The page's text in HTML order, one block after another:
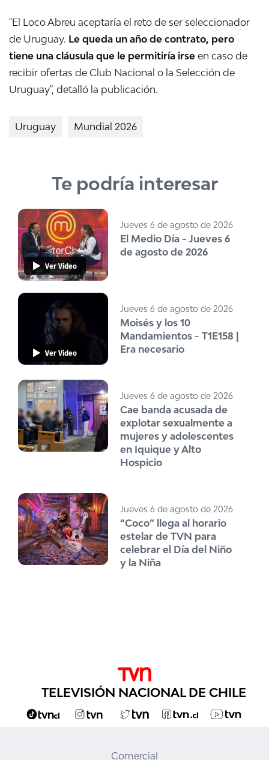
"El Loco Abreu aceptaría el reto de ser seleccionador
de Uruguay. Le queda un año de contrato, pero
tiene una cláusula que le permitiría irse en caso de
recibir ofertas de Club Nacional o la Selección de
Uruguay", detalló la publicación.
Uruguay Mundial 2026
Te podría interesar
Ver Video
Jueves 6 de agosto de 2026
El Medio Día - Jueves 6
de agosto de 2026
Ver Video
Jueves 6 de agosto de 2026
Moisés y los 10
Mandamientos - T1E158 |
Era necesario
Jueves 6 de agosto de 2026
Cae banda acusada de
explotar sexualmente a
mujeres y adolescentes
en Iquique y Alto
Hospicio
Jueves 6 de agosto de 2026
“Coco” llega al horario
estelar de TVN para
celebrar el Día del Niño
y la Niña
TELEVISIÓN NACIONAL DE CHILE
Comercial